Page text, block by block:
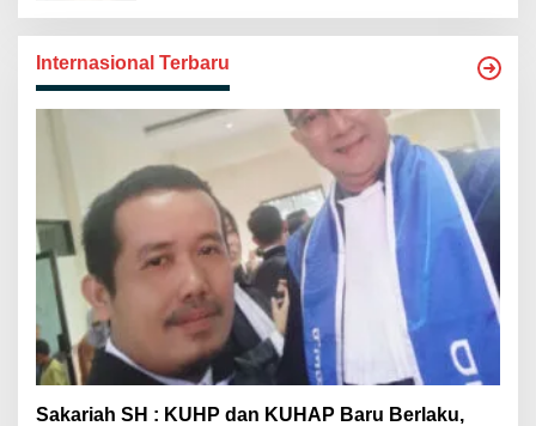
Internasional Terbaru
Sakariah SH : KUHP dan KUHAP Baru Berlaku,